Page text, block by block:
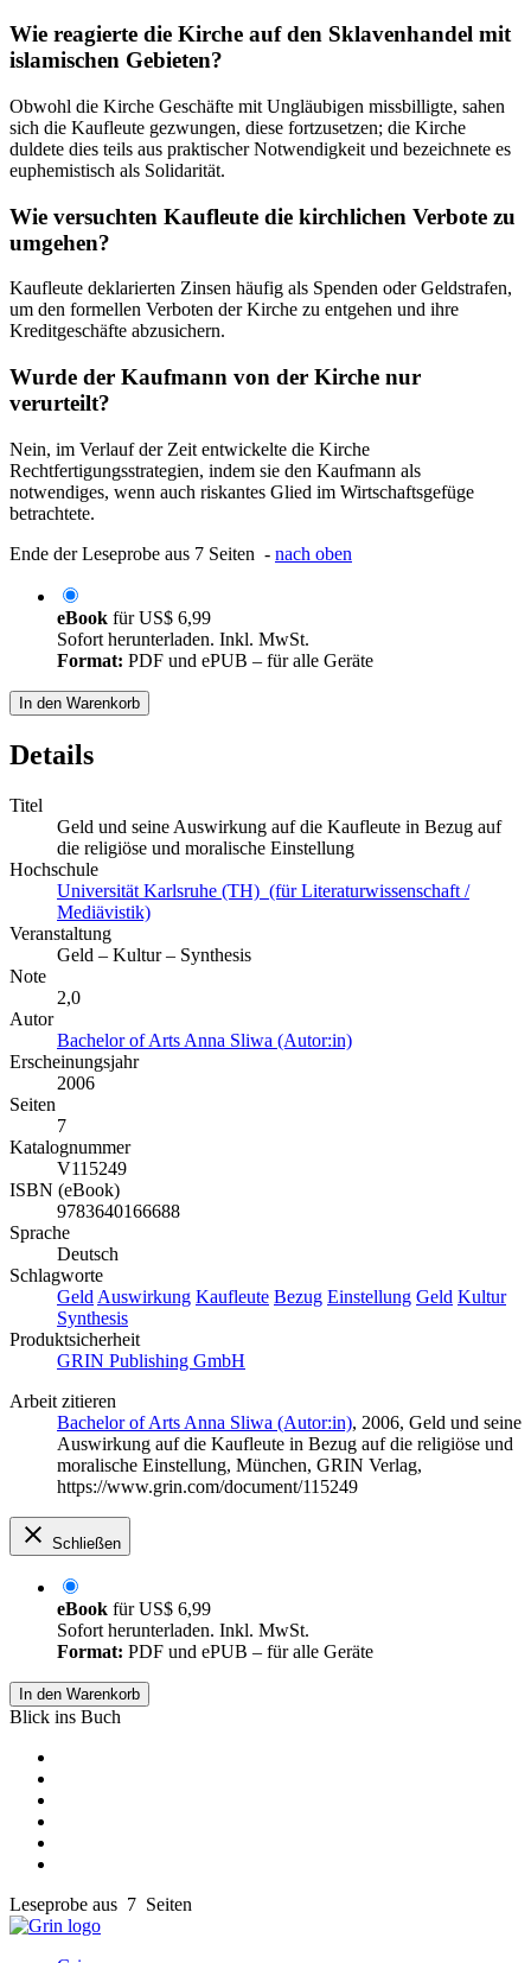
Wie reagierte die Kirche auf den Sklavenhandel mit
islamischen Gebieten?
Obwohl die Kirche Geschäfte mit Ungläubigen missbilligte, sahen
sich die Kaufleute gezwungen, diese fortzusetzen; die Kirche
duldete dies teils aus praktischer Notwendigkeit und bezeichnete es
euphemistisch als Solidarität.
Wie versuchten Kaufleute die kirchlichen Verbote zu
umgehen?
Kaufleute deklarierten Zinsen häufig als Spenden oder Geldstrafen,
um den formellen Verboten der Kirche zu entgehen und ihre
Kreditgeschäfte abzusichern.
Wurde der Kaufmann von der Kirche nur
verurteilt?
Nein, im Verlauf der Zeit entwickelte die Kirche
Rechtfertigungsstrategien, indem sie den Kaufmann als
notwendiges, wenn auch riskantes Glied im Wirtschaftsgefüge
betrachtete.
Ende der Leseprobe aus 7 Seiten - nach oben
eBook fürUS$ 6,99
Sofort herunterladen. Inkl. MwSt.
Format: PDF und ePUB – für alle Geräte
In den Warenkorb
Details
Titel
Geld und seine Auswirkung auf die Kaufleute in Bezug auf
die religiöse und moralische Einstellung
Hochschule
Universität Karlsruhe (TH) (für Literaturwissenschaft /
Mediävistik)
Veranstaltung
Geld – Kultur – Synthesis
Note
2,0
Autor
Bachelor of Arts Anna Sliwa (Autor:in)
Erscheinungsjahr
2006
Seiten
7
Katalognummer
V115249
ISBN (eBook)
9783640166688
Sprache
Deutsch
Schlagworte
Geld Auswirkung Kaufleute Bezug Einstellung Geld Kultur
Synthesis
Produktsicherheit
GRIN Publishing GmbH
Arbeit zitieren
Bachelor of Arts Anna Sliwa (Autor:in), 2006, Geld und seine
Auswirkung auf die Kaufleute in Bezug auf die religiöse und
moralische Einstellung, München, GRIN Verlag,
https://www.grin.com/document/115249
Schließen
eBook fürUS$ 6,99
Sofort herunterladen. Inkl. MwSt.
Format: PDF und ePUB – für alle Geräte
In den Warenkorb
Blick ins Buch
Leseprobe aus 7 Seiten